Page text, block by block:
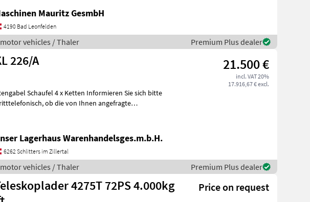
Mauritz GesmbH
4190 Bad Leonfelden
vehicles / Thaler Premium Plus dealer
226/A 21.500 €
incl. VAT 20%
17.916,67 € excl.
4 x Ketten Informieren Sie sich bitte
die von Ihnen angefragte
Lagerhaus Warenhandelsges.m.b.H.
6262 Schlitters im Zillertal
vehicles / Thaler Premium Plus dealer
4275T 72PS 4.000kg
Price on request